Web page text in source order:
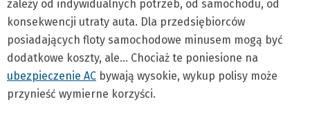
zależy od indywidualnych potrzeb, od samochodu, od
konsekwencji utraty auta. Dla przedsiębiorców
posiadających floty samochodowe minusem mogą być
dodatkowe koszty, ale… Chociaż te poniesione na
ubezpieczenie AC bywają wysokie, wykup polisy może
przynieść wymierne korzyści.